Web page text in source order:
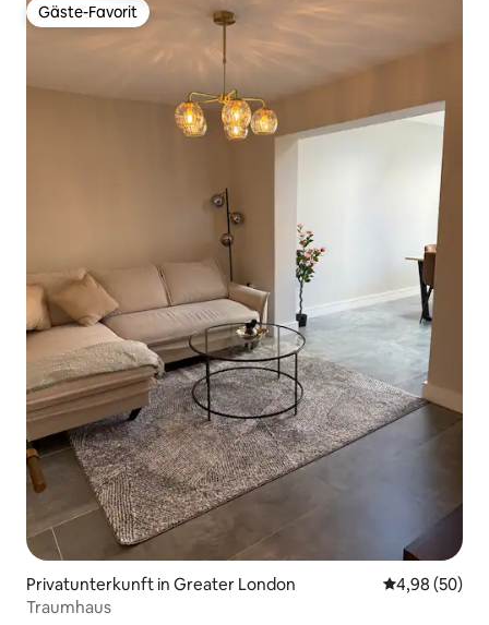
Gäste-Favorit
Gäste-Favorit
Privatunterkunft in Greater London
4,98 (50)
Traumhaus